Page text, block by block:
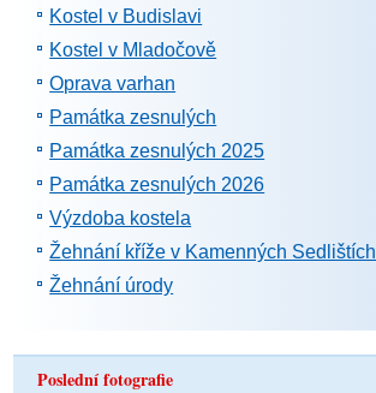
Kostel v Budislavi
Kostel v Mladočově
Oprava varhan
Památka zesnulých
Památka zesnulých 2025
Památka zesnulých 2026
Výzdoba kostela
Žehnání kříže v Kamenných Sedlištích
Žehnání úrody
Poslední fotografie